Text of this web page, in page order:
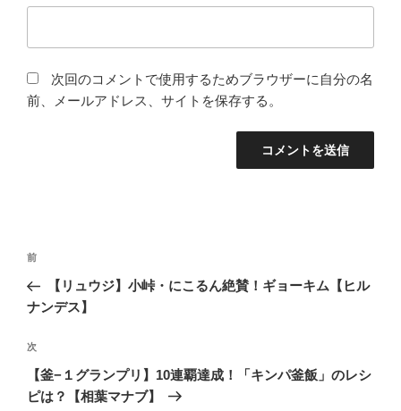
次回のコメントで使用するためブラウザーに自分の名
前、メールアドレス、サイトを保存する。
投
ナ
ゲ
ー
シ
過
去
の
稿
前
【リュウジ】小峠・にこるん絶賛！ギョーキム【ヒル
ナンデス】
次
の
投
次
【釜−１グランプリ】10連覇達成！「キンパ釜飯」のレシ
ピは？【相葉マナブ】